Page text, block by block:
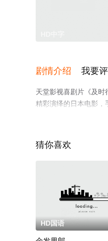
剧情介绍 我要
天堂影视喜剧片《及
精彩演绎的日本电影
猜你喜欢
HD国语